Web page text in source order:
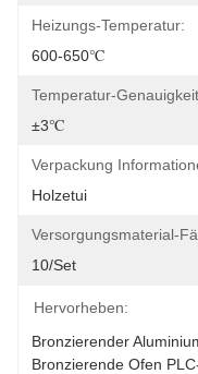
Heizungs-Temperatur:
600-650℃
Temperatur-
±3℃
Verpackung
Holzetui
Versorgungsmaterial-
10/set
Hervorheben:
Bronzierender
Bronzierende Ofen